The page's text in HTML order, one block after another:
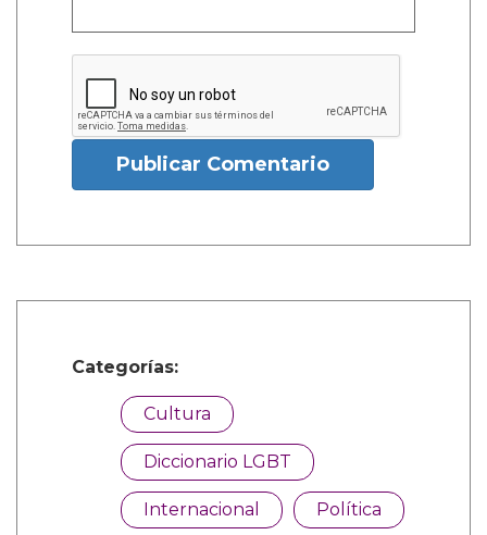
Publicar Comentario
Categorías:
Cultura
Diccionario LGBT
Internacional Política